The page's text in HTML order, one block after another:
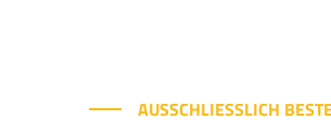
AUSSCHLIESSLICH